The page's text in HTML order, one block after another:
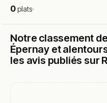
0plats·
Notre classement
Épernay et
les avis publiés sur